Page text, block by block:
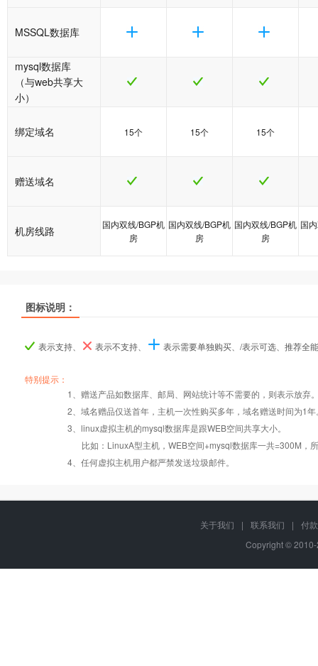
MSSQL数据库
mysql数据库
（与web共享大
小）
绑定域名 15个 15个 15个
赠送域名
机房线路
国内双线/BGP机
房
国内双线/BGP机
房
国内双线/BGP机
房
国
产品名称
Linux Linux Linux
产品名称
错误页面定义
产品名称
数据定期备份
数据自助恢复
图标说明：
表示支持、 表示不支持、 表示需要单独购买、/表示可选、推荐全
特别提示：
1、赠送产品如数据库、邮局、网站统计等不需要的，则表示放弃
2、域名赠品仅送首年，主机一次性购买多年，域名赠送时间为1年
3、linux虚拟主机的mysql数据库是跟WEB空间共享大小。
比如：LinuxA型主机，WEB空间+mysql数据库一共=300M，
4、任何虚拟主机用户都严禁发送垃圾邮件。
关于我们 | 联系我们 |
付
Copyright ©